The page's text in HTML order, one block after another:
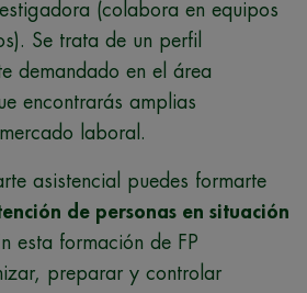
(colabora en equipos
Se trata de un perfil
demandado en el área
encontrarás amplias
laboral.
asistencial puedes formarte
de personas en situación
esta formación de FP
preparar y controlar